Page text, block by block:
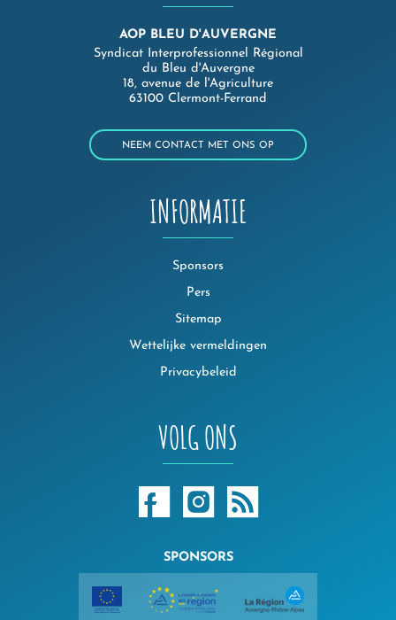
AOP BLEU D'AUVERGNE
Syndicat Interprofessionnel Régional
du Bleu d'Auvergne
18, avenue de l'Agriculture
63100 Clermont-Ferrand
NEEM CONTACT MET ONS OP
INFORMATIE
Sponsors
Pers
Sitemap
Wettelijke vermeldingen
Privacybeleid
VOLG ONS
SPONSORS